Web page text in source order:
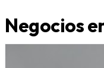
Negocios